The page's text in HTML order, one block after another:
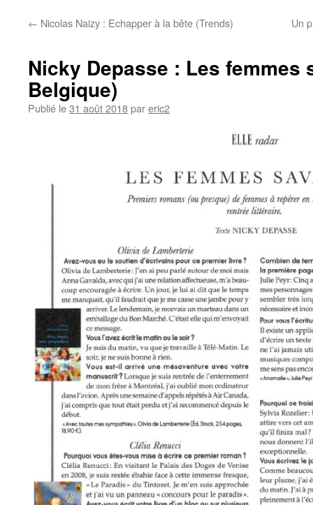
← Nicolas Naizy : Echapper à la bête (Trends) Un
Nicky Depasse : Les femmes
Belgique)
Publié le31 août 2018pareric2